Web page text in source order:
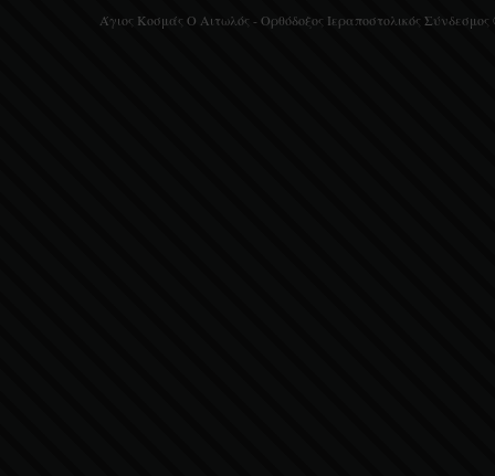
Άγιος Κοσμάς Ο Αιτωλός - Ορθόδοξος Ιεραποστολικός